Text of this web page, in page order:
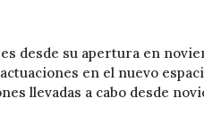
desde su apertura en
en el nuevo
llevadas a cabo desde